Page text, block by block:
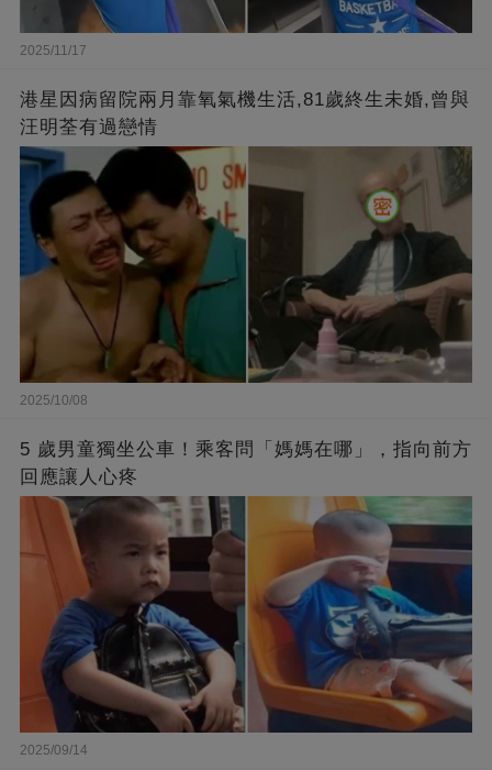
2025/11/17
港星因病留院兩月靠氧氣機生活,81歲終生未婚,曾與
汪明荃有過戀情
2025/10/08
5 歲男童獨坐公車！乘客問「媽媽在哪」，指向前方
回應讓人心疼
2025/09/14